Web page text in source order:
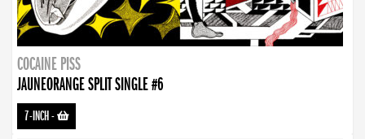
COCAINE PISS
JAUNEORANGE SPLIT SINGLE #6
7-INCH-